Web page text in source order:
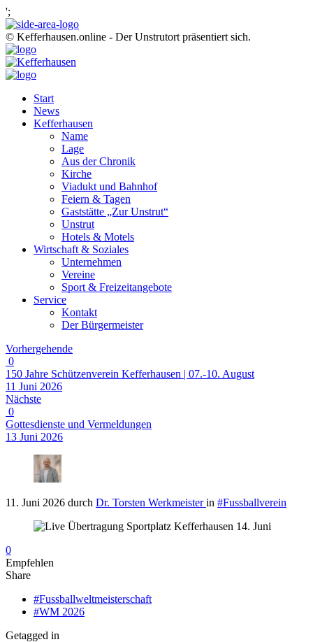
';
© Kefferhausen.online - Der Unstrutort präsentiert sich.
Start
News
Kefferhausen
Name
Lage
Aus der Chronik
Kirche
Viadukt und Bahnhof
Feiern & Tagen
Gaststätte „Zur Unstrut“
Unstrut
Hotels & Motels
Wirtschaft & Soziales
Unternehmen
Vereine
Sport & Freizeitangebote
Service
Kontakt
Der Bürgermeister
Vorhergehende
0
150 Jahre Schützenverein Kefferhausen | 07.-10. August
11 Juni 2026
Nächste
0
Gottesdienste und Vermeldungen
13 Juni 2026
11. Juni 2026 durch Dr. Torsten Werkmeisterin #Fussballverein
0
Empfehlen
Share
#Fussballweltmeisterschaft
#WM 2026
Getagged in